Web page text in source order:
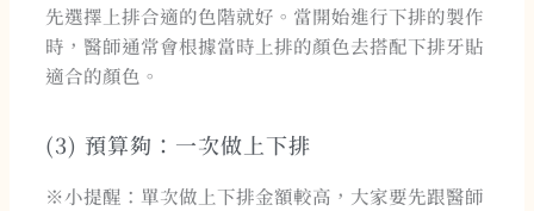
先選擇上排合適的色階就好。當開始進行下排的製作
時，醫師通常會根據當時上排的顏色去搭配下排牙貼
適合的顏色。
(3) 預算夠：一次做上下排
※小提醒：單次做上下排金額較高，大家要先跟醫師